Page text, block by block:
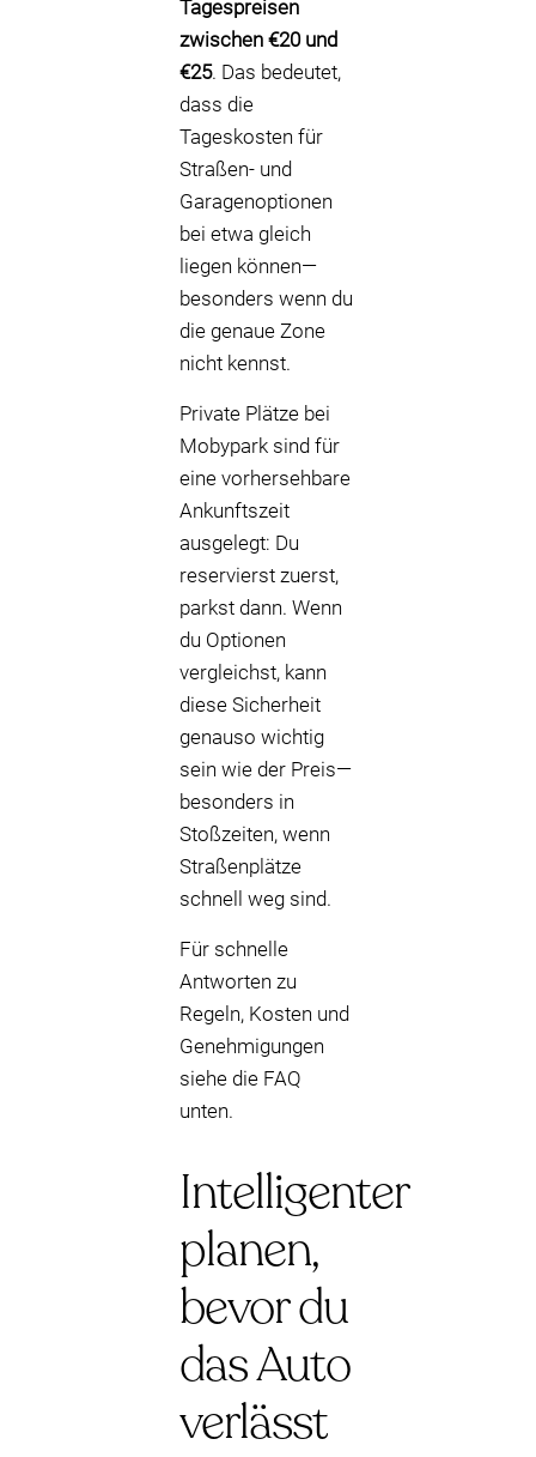
Tagespreisen
zwischen €20 und
€25. Das bedeutet,
dass die
Tageskosten für
Straßen- und
Garagenoptionen
bei etwa gleich
liegen können—
besonders wenn du
die genaue Zone
nicht kennst.
Private Plätze bei
Mobypark sind für
eine vorhersehbare
Ankunftszeit
ausgelegt: Du
reservierst zuerst,
parkst dann. Wenn
du Optionen
vergleichst, kann
diese Sicherheit
genauso wichtig
sein wie der Preis—
besonders in
Stoßzeiten, wenn
Straßenplätze
schnell weg sind.
Für schnelle
Antworten zu
Regeln, Kosten und
Genehmigungen
siehe die FAQ
unten.
Intelligenter
planen,
bevor du
das Auto
verlässt